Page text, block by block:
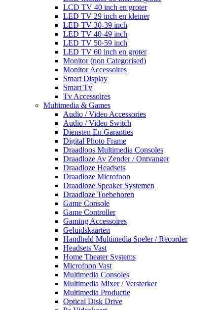
LCD TV 40 inch en groter
LED TV 29 inch en kleiner
LED TV 30-39 inch
LED TV 40-49 inch
LED TV 50-59 inch
LED TV 60 inch en groter
Monitor (non Categorised)
Monitor Accessoires
Smart Display
Smart Tv
Tv Accessoires
Multimedia & Games
Audio / Video Accessories
Audio / Video Switch
Diensten En Garanties
Digital Photo Frame
Draadloos Multimedia Consoles
Draadloze Av Zender / Ontvanger
Draadloze Headsets
Draadloze Microfoon
Draadloze Speaker Systemen
Draadloze Toebehoren
Game Console
Game Controller
Gaming Accessoires
Geluidskaarten
Handheld Multimedia Speler / Recorder
Headsets Vast
Home Theater Systems
Microfoon Vast
Multimedia Consoles
Multimedia Mixer / Versterker
Multimedia Productie
Optical Disk Drive